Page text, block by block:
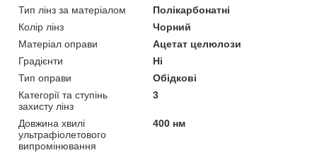
Тип лінз за матеріалом
Полікарбонатні
Колір лінз
Чорний
Матеріал оправи
Ацетат целюлози
Градієнти
Ні
Тип оправи
Обідкові
Категорії та ступінь
захисту лінз
3
Довжина хвилі
ультрафіолетового
випромінювання
400 нм